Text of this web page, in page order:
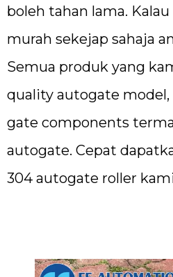
boleh tahan lama.
murah sekejap sahaja
Semua produk yang
quality autogate
gate components
autogate. Cepat
304 autogate roller